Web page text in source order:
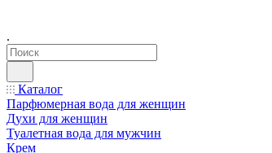
.
Каталог
Парфюмерная вода для женщин
Духи для женщин
Туалетная вода для мужчин
Крем